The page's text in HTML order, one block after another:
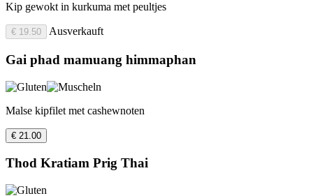
Kip gewokt in kurkuma met peultjes
€ 19.50 Ausverkauft
Gai phad mamuang himmaphan
Malse kipfilet met cashewnoten
€ 21.00
Thod Kratiam Prig Thai